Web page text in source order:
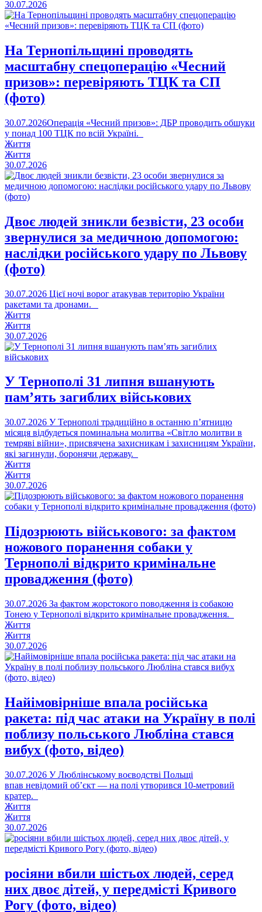
30.07.2026
На Тернопільщині проводять
масштабну спецоперацію «Чесний
призов»: перевіряють ТЦК та СП
(фото)
30.07.2026​Операція «Чесний призов»: ДБР проводить обшуки
у понад 100 ТЦК по всій Україні.
Життя
Життя
30.07.2026
Двоє людей зникли безвісти, 23 особи
звернулися за медичною допомогою:
наслідки російського удару по Львову
(фото)
30.07.2026 Цієї ночі ворог атакував територію України
ракетами та дронами.
Життя
Життя
30.07.2026
У Тернополі 31 липня вшанують
пам’ять загиблих військових
30.07.2026 У Тернополі традиційно в останню п’ятницю
місяця відбудеться поминальна молитва «Світло молитви в
темряві війни», присвячена захисникам і захисницям України,
які загинули, боронячи державу.
Життя
Життя
30.07.2026
Підозрюють військового: за фактом
ножового поранення собаки у
Тернополі відкрито кримінальне
провадження (фото)
30.07.2026 За фактом жорстокого поводження із собакою
Тонею у Тернополі відкрито кримінальне провадження.
Життя
Життя
30.07.2026
Найімовірніше впала російська
ракета: під час атаки на Україну в полі
поблизу польського Любліна стався
вибух (фото, відео)
30.07.2026 У Люблінському воєводстві Польщі
впав невідомий об’єкт — на полі утворився 10-метровий
кратер.
Життя
Життя
30.07.2026
росіяни вбили шістьох людей, серед
них двоє дітей, у передмісті Кривого
Рогу (фото, відео)